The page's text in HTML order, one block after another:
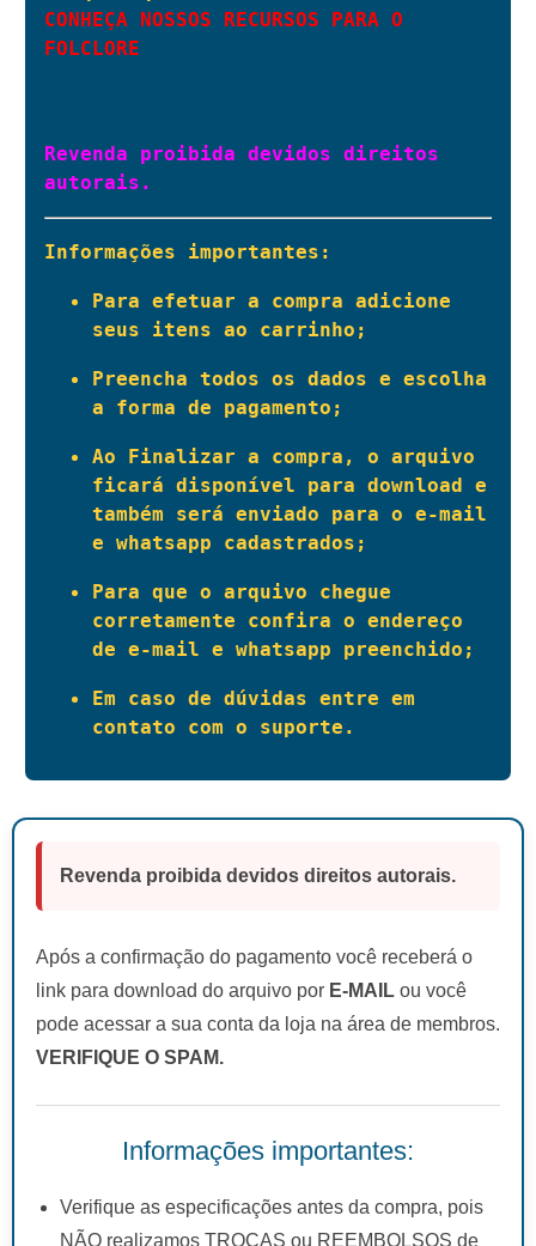
CONHEÇA NOSSOS RECURSOS PARA O
FOLCLORE
Revenda proibida devidos direitos
autorais.
Informações importantes:
Para efetuar a compra adicione
seus itens ao carrinho;
Preencha todos os dados e escolha
a forma de pagamento;
Ao Finalizar a compra, o arquivo
ficará disponível para download e
também será enviado para o e-mail
e whatsapp cadastrados;
Para que o arquivo chegue
corretamente confira o endereço
de e-mail e whatsapp preenchido;
Em caso de dúvidas entre em
contato com o suporte.
Revenda proibida devidos direitos autorais.
Após a confirmação do pagamento você receberá o
link para download do arquivo por E-MAIL ou você
pode acessar a sua conta da loja na área de membros.
VERIFIQUE O SPAM.
Informações importantes:
Verifique as especificações antes da compra, pois
NÃO realizamos TROCAS ou REEMBOLSOS de